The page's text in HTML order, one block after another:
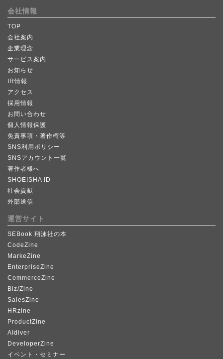
会社情報
TOP
会社案内
企業理念
サービス案内
お知らせ
IR情報
アクセス
採用情報
お問い合わせ
個人情報保護
免責事項・著作権等
SNS利用ポリシー
SNSアカウント一覧
著作者様へ
SHOEISHA iD
社会貢献
外部送信
運営サイト
SEBook 翔泳社の本
CodeZine
MarkeZine
EnterpriseZine
CommerceZine
Biz/Zine
SalesZine
HRzine
ProductZine
AIdiver
DeveloperZine
イベント・セミナー